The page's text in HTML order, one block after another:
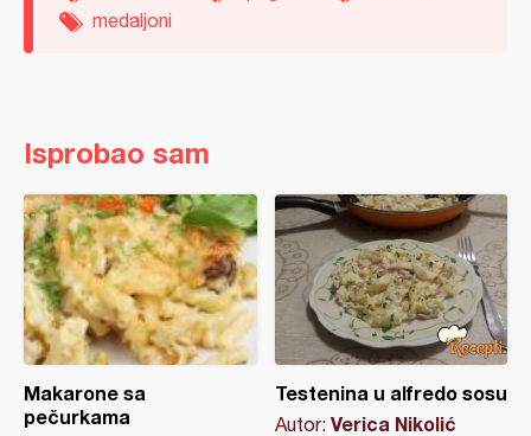
medaljoni
Isprobao sam
Makarone sa
pečurkama
Testenina u alfredo sosu
Autor: Verica Nikolić